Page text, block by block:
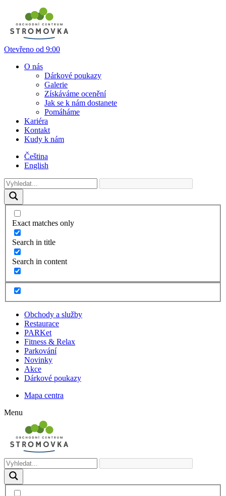
Otevřeno od 9:00
O nás
Dárkové poukazy
Galerie
Získáváme ocenění
Jak se k nám dostanete
Pomáháme
Kariéra
Kontakt
Kudy k nám
Čeština
English
Exact matches only
Search in title
Search in content
Obchody a služby
Restaurace
PARKet
Fitness & Relax
Parkování
Novinky
Akce
Dárkové poukazy
Mapa centra
Menu